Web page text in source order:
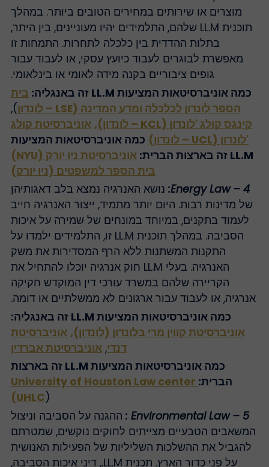
מוצרים או שירותים במחירים הטובים ביותר. במהלך
תוכנית LL.M שלהם, התלמידים יהיו מעוניינים, בין היתר,
בתלות ההדדית בין כלכלה לתחרות. התמחות זו
מאפשרת לבוגרים לעבוד כיועץ עסקי, או לעבוד עבור
גופים ציבוריים בקנה מידה לאומי או בינלאומי.
כמה אוניברסיטאות המציעות LL.M זה באנגליה:
בית
הספר לונדון לכלכלה ומדע המדינה (LSE – לונדון
),
קינגס קולג 'לונדון (KCL – לונדון),
אוניברסיטת קולג
'לונדון (UCL – לונדון)
כמה אוניברסיטאות המציעות
LL.M זה בארצות הברית:
אוניברסיטת ניו יורק (NYU)
בית הספר למשפטים (ניו יורק)
נושא האנרגיה נמצא בלב דאגותיהן
של מדינות רבות. היום יותר מתמיד, ייצור האנרגיה חייב
לעמוד בתקנים, במיוחד במונחים של שמירה על איכות
הסביבה. במהלך תוכנית LL.M זו, התלמידים ילמדו על
התקנות המשתנות ללא הרף המסדירות את משק
האנרגיה. בעלי LL.M חוק אנרגיה יוכלו להתחיל את
הקריירה שלהם במשרד עורכי דין המוקדש חקיקה
או לעבוד עבור ארגונים לא ממשלתיים או דומה.
כמה אוניברסיטאות המציעות LL.M זה באנגליה:
אוניברסיטת קווין מרי בלונדון (לונדון), אוניברסיטת
דנדי,אוניברסיטת אברדין
כמה אוניברסיטאות המציעות LL.M זה בארצות
הברית:University of Houston Law center
(UHLC
ההגנה על הסביבה וניצול
הטבעיים מצייתים לחוקים נוקשים, שמטרתם
להגביל את ההשלכות השליליות של הפעילות האנושית
על פני כדור הארץ. תכנית LL.M., דיני איכות הסביבה,